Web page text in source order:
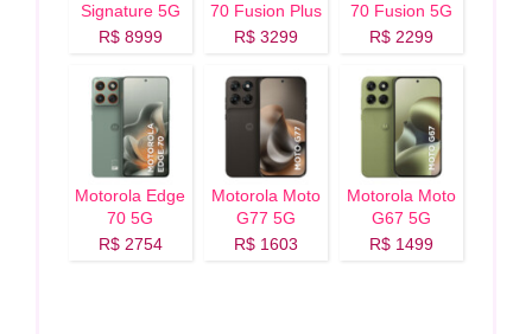
Signature 5G
R$ 8999
70 Fusion Plus
5G
R$ 3299
70 Fusion 5G
R$ 2299
Motorola Edge
70 5G
R$ 2754
Motorola Moto
G77 5G
R$ 1603
Motorola Moto
G67 5G
R$ 1499